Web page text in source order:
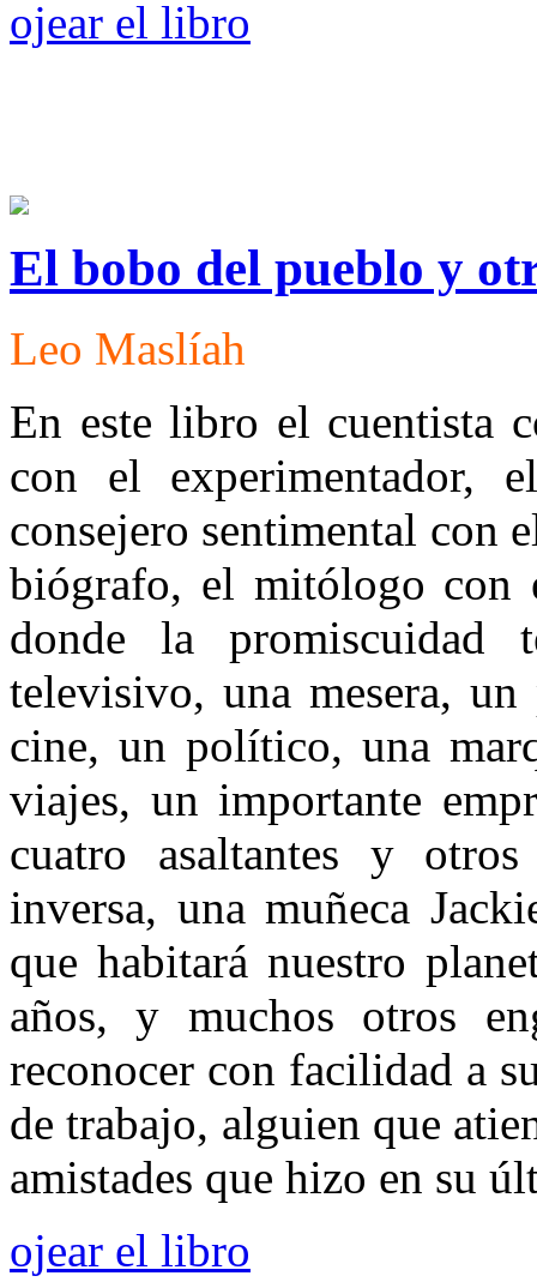
ojear el libro
El bobo del pueblo y
Leo Maslíah
En este libro el cuentista
con el experimentador,
consejero sentimental con
biógrafo, el mitólogo con
donde la promiscuidad
televisivo, una mesera,
cine, un político, una
viajes, un importante
cuatro asaltantes y
inversa, una muñeca
que habitará nuestro
años, y muchos otros
reconocer con facilidad a
de trabajo, alguien que
amistades que hizo en su
ojear el libro